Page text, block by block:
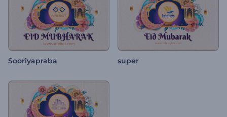
Sooriyapraba super